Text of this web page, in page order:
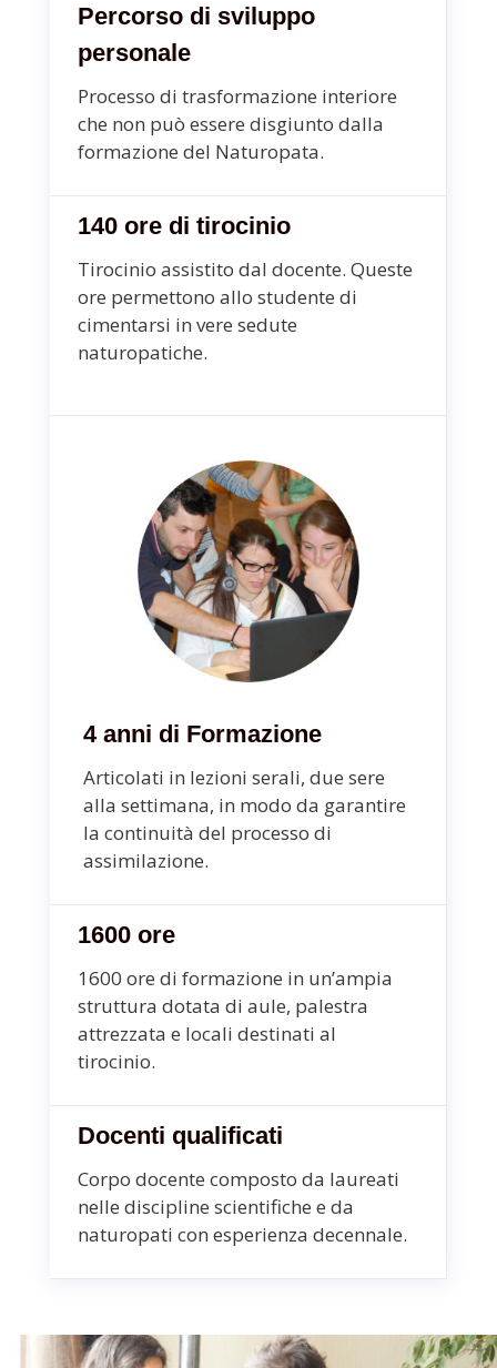
Percorso di sviluppo
personale
Processo di trasformazione interiore
che non può essere disgiunto dalla
formazione del Naturopata.
140 ore di tirocinio
Tirocinio assistito dal docente. Queste
ore permettono allo studente di
cimentarsi in vere sedute
naturopatiche.
4 anni di Formazione
Articolati in lezioni serali, due sere
alla settimana, in modo da garantire
la continuità del processo di
assimilazione.
1600 ore
1600 ore di formazione in un’ampia
struttura dotata di aule, palestra
attrezzata e locali destinati al
tirocinio.
Docenti qualificati
Corpo docente composto da laureati
nelle discipline scientifiche e da
naturopati con esperienza decennale.